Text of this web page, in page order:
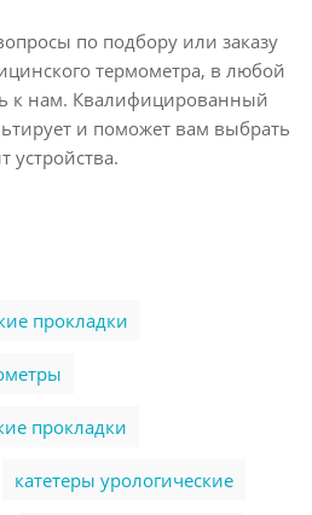
по подбору или заказу
термометра, в любой
к нам. Квалифицированный
и поможет вам выбрать
устройства.
прокладки
прокладки
катетеры урологические